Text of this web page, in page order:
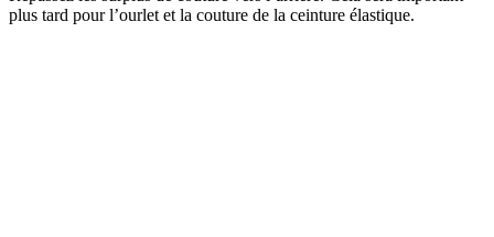
plus tard pour l’ourlet et la couture de la ceinture élastique.